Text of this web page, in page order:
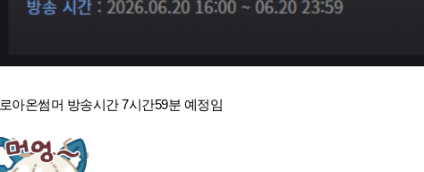
로아온썸머 방송시간 7시간59분 예정임